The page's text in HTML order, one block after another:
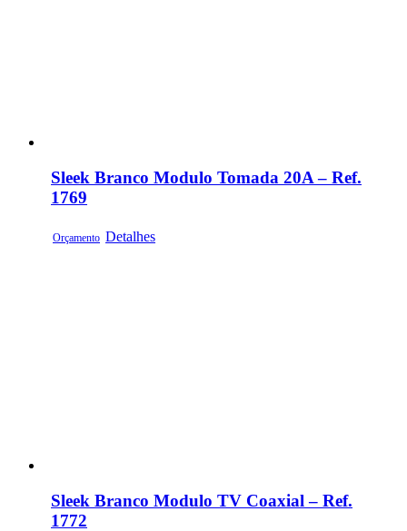
Sleek Branco Modulo Tomada 20A – Ref.
1769
Orçamento Detalhes
Sleek Branco Modulo TV Coaxial – Ref.
1772